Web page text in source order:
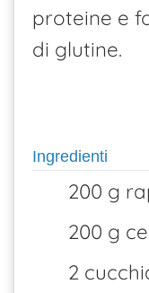
proteine e
di glutine.
Ingredienti
200 g
200 g
2